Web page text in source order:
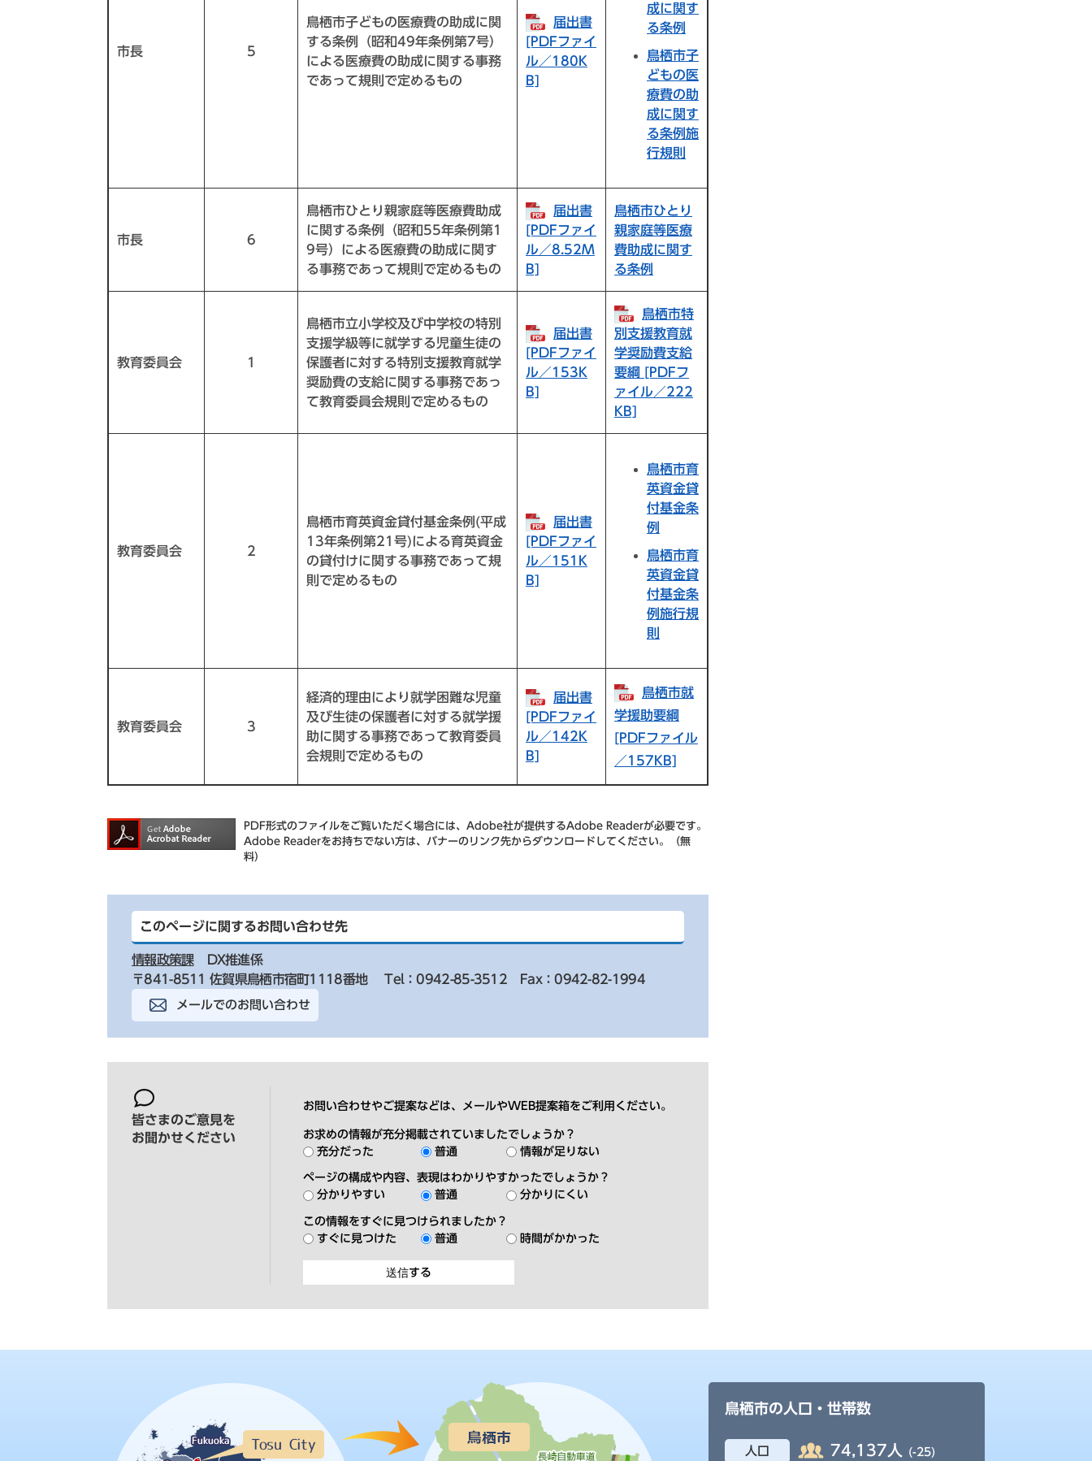
市長 5
鳥栖市子どもの医療費の助成に関
する条例（昭和49年条例第7号）
による医療費の助成に関する事務
であって規則で定めるもの
届出書
[PDFファイ
ル／180K
B]
成に関す
る条例
鳥栖市子
どもの医
療費の助
成に関す
る条例施
行規則
市長 6
鳥栖市ひとり親家庭等医療費助成
に関する条例（昭和55年条例第1
9号）による医療費の助成に関す
る事務であって規則で定めるもの
届出書
[PDFファイ
ル／8.52M
B]
鳥栖市ひとり
親家庭等医療
費助成に関す
る条例
教育委員会 1
鳥栖市立小学校及び中学校の特別
支援学級等に就学する児童生徒の
保護者に対する特別支援教育就学
奨励費の支給に関する事務であっ
て教育委員会規則で定めるもの
届出書
[PDFファイ
ル／153K
B]
鳥栖市特
別支援教育就
学奨励費支給
要綱 [PDFフ
ァイル／222
KB]
教育委員会 2
鳥栖市育英資金貸付基金条例(平成
13年条例第21号)による育英資金
の貸付けに関する事務であって規
則で定めるもの
届出書
[PDFファイ
ル／151K
B]
鳥栖市育
英資金貸
付基金条
例
鳥栖市育
英資金貸
付基金条
例施行規
則
教育委員会 3
経済的理由により就学困難な児童
及び生徒の保護者に対する就学援
助に関する事務であって教育委員
会規則で定めるもの
届出書
[PDFファイ
ル／142K
B]
鳥栖市就
学援助要綱
[PDFファイル
／157KB]
PDF形式のファイルをご覧いただく場合には、Adobe社が提供するAdobe Readerが必要です。
Adobe Readerをお持ちでない方は、バナーのリンク先からダウンロードしてください。（無
料）
このページに関するお問い合わせ先
情報政策課
DX推進係
〒841-8511 佐賀県鳥栖市宿町1118番地
Tel：0942-85-3512 Fax：0942-82-1994
メールでのお問い合わせ
皆さまのご意見を
お聞かせください
お問い合わせやご提案などは、メールやWEB提案箱をご利用ください。
お求めの情報が充分掲載されていましたでしょうか？
充分だった
普通 情報が足りない
ページの構成や内容、表現はわかりやすかったでしょうか？
分かりやすい
普通 分かりにくい
この情報をすぐに見つけられましたか？
すぐに見つけた
普通 時間がかかった
鳥栖市の人口・世帯数
人口 74,137人 (-25)